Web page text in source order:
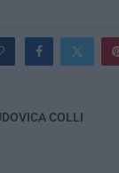
COLLI